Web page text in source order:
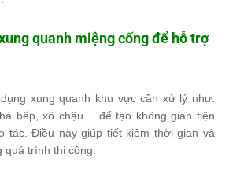
quanh miệng cống để hỗ trợ
xung quanh khu vực cần xử lý như:
bếp, xô chậu… để tạo không gian tiện
tác. Điều này giúp tiết kiệm thời gian và
trình thi công.